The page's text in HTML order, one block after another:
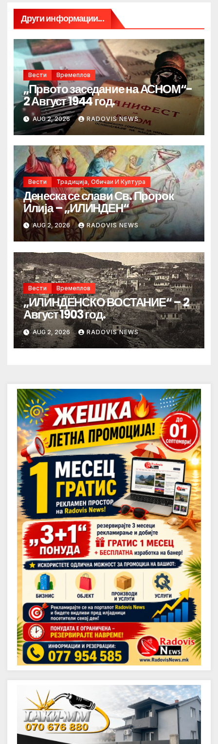
Други информации...
Вести Времеплов
„Првото заседание на АСНОМ“-
2 Август 1944 год.
AUG 2, 2026 RADOVIS NEWS
Вести Традиција, Обичаи И Култура
Денеска се слави Св. Пророк
Илија – „ИЛИНДЕН“
AUG 2, 2026 RADOVIS NEWS
Вести Времеплов
„ИЛИНДЕНСКО ВОСТАНИЕ“ – 2
Август 1903 год.
AUG 2, 2026 RADOVIS NEWS